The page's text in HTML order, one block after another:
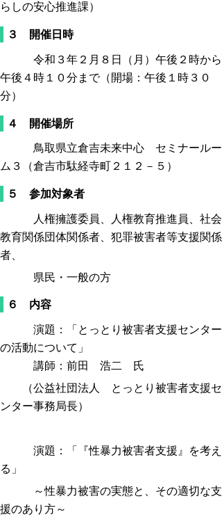
らしの安心推進課）
３ 開催日時
令和３年２月８日（月）午後２時から
午後４時１０分まで（開場：午後１時３０
分）
４ 開催場所
鳥取県立倉吉未来中心 セミナールー
ム３（倉吉市駄経寺町２１２－５）
５ 参加対象者
人権擁護委員、人権教育推進員、社会
教育関係団体関係者、犯罪被害者等支援関係
者、
県民・一般の方
６ 内容
演題：「とっとり被害者支援センター
の活動について」
講師：前田 浩二 氏
（公益社団法人 とっとり被害者支援セ
ンター事務局長）
演題：「『性暴力被害者支援』を考え
る」
～性暴力被害の実態と、その適切な支
援のあり方～